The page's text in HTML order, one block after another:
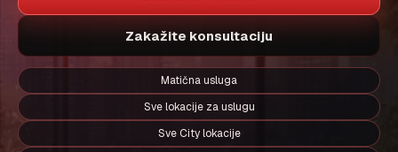
Zakažite konsultaciju
Matična usluga
Sve lokacije za uslugu
Sve City lokacije